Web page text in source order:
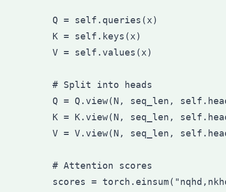
        Q = self.queries(x)
        K = self.keys(x)
        V = self.values(x)
        # Split into heads
Q = Q.view(N, seq_len,
K = K.view(N, seq_len,
V = V.view(N, seq_len,
        # Attention scores
scores =